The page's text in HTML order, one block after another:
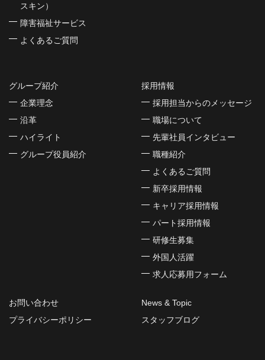
スキン）
障害福祉サービス
よくあるご質問
グループ紹介
企業理念
沿革
ハイライト
グループ役員紹介
採用情報
採用担当からのメッセージ
職場について
先輩社員インタビュー
職種紹介
よくあるご質問
新卒採用情報
キャリア採用情報
パート採用情報
研修生募集
外国人活躍
求人応募用フォーム
お問い合わせ
プライバシーポリシー
News & Topic
スタッフブログ